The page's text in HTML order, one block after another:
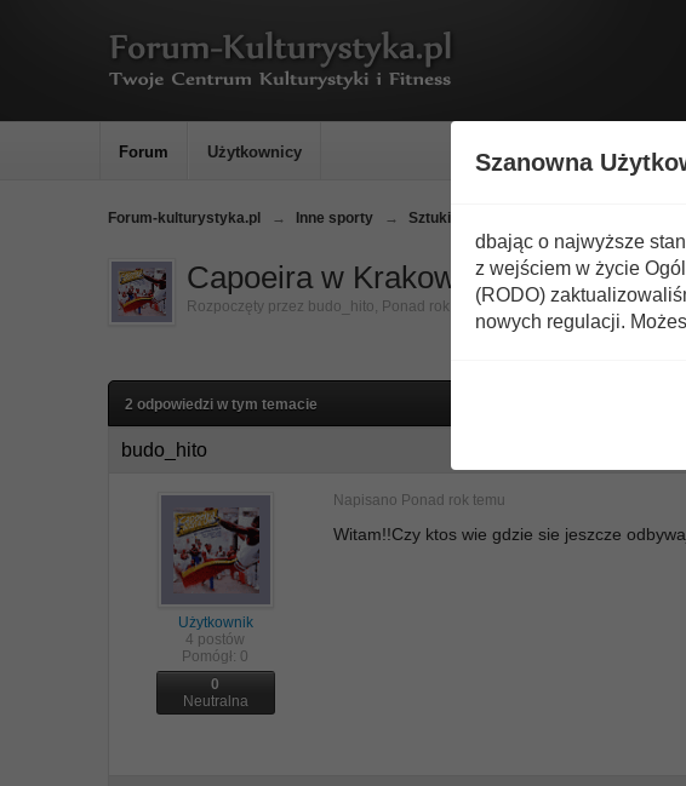
Forum Użytkownicy
Forum-kulturystyka.pl → Inne sporty → Sztuki walki
Capoeira w Krakowie
Rozpoczęty przez budo_hito, Ponad rok temu
2 odpowiedzi w tym temacie
budo_hito
Użytkownik
4 postów
Pomógł: 0
0
Neutralna
Napisano Ponad rok temu
Witam!!Czy ktos wie gdzie sie jeszcze
Szanowna
dbając o najwyższe
z wejściem w życie
(RODO)
nowych regulacji.